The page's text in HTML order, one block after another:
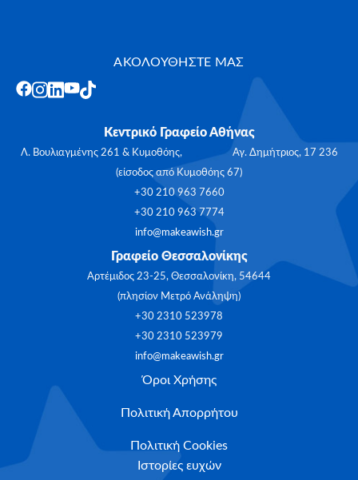
ΑΚΟΛΟΥΘΗΣΤΕ ΜΑΣ
Κεντρικό Γραφείο Αθήνας
Λ. Βουλιαγμένης 261 & Κυμοθόης, Αγ. Δημήτριος, 17 236
(είσοδος από Κυμοθόης 67)
+30 210 963 7660
+30 210 963 7774
info@makeawish.gr
Γραφείο Θεσσαλονίκης
Αρτέμιδος 23-25, Θεσσαλονίκη, 54644
(πλησίον Μετρό Ανάληψη)
+30 2310 523978
+30 2310 523979
info@makeawish.gr
Όροι Χρήσης
Πολιτική Απορρήτου
Πολιτική Cookies
Ιστορίες ευχών